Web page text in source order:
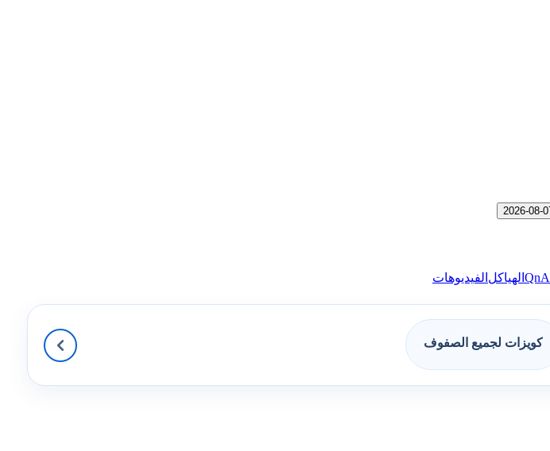
QnA الهياكل الفيديوهات
كويزات لجميع الصفوف